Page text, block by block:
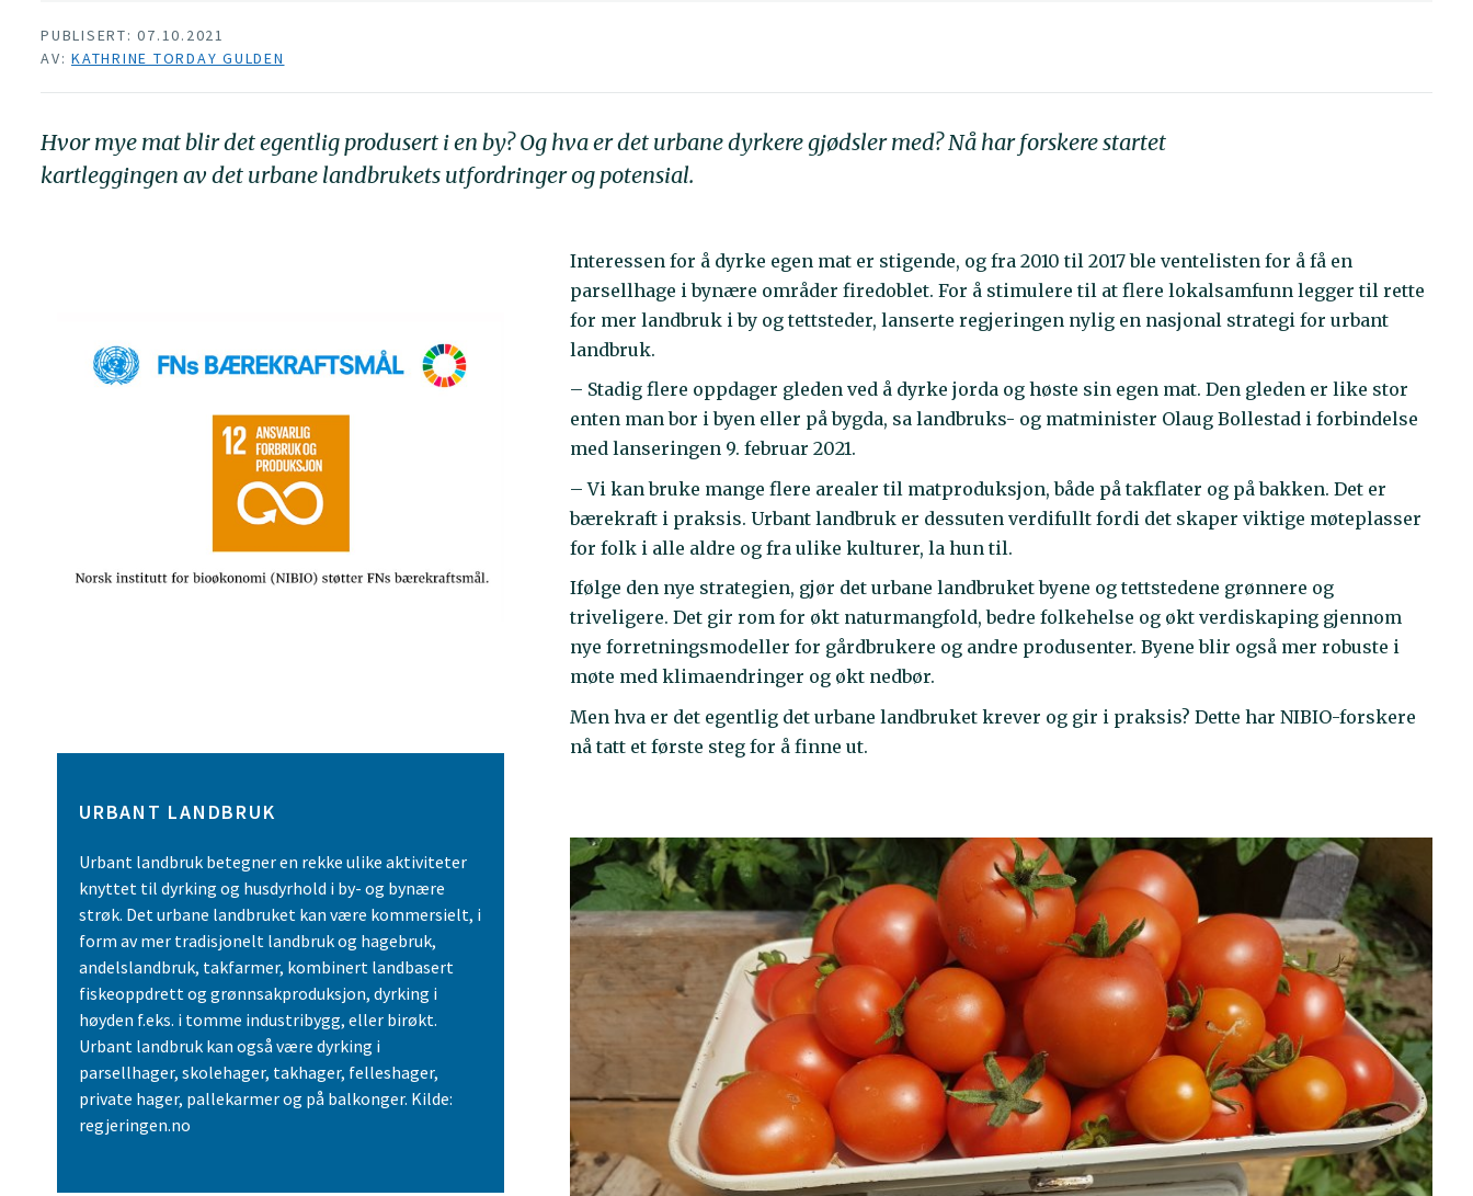
PUBLISERT: 07.10.2021
AV: KATHRINE TORDAY GULDEN
Hvor mye mat blir det egentlig produsert i en by? Og hva er det urbane dyrkere gjødsler med? Nå har forskere startet
kartleggingen av det urbane landbrukets utfordringer og potensial.
Interessen for å dyrke egen mat er stigende, og fra 2010 til 2017 ble ventelisten for å få en
parsellhage i bynære områder firedoblet. For å stimulere til at flere lokalsamfunn legger til rette
for mer landbruk i by og tettsteder, lanserte regjeringen nylig en nasjonal strategi for urbant
landbruk.
– Stadig flere oppdager gleden ved å dyrke jorda og høste sin egen mat. Den gleden er like stor
enten man bor i byen eller på bygda, sa landbruks- og matminister Olaug Bollestad i forbindelse
med lanseringen 9. februar 2021.
– Vi kan bruke mange flere arealer til matproduksjon, både på takflater og på bakken. Det er
bærekraft i praksis. Urbant landbruk er dessuten verdifullt fordi det skaper viktige møteplasser
for folk i alle aldre og fra ulike kulturer, la hun til.
Ifølge den nye strategien, gjør det urbane landbruket byene og tettstedene grønnere og
triveligere. Det gir rom for økt naturmangfold, bedre folkehelse og økt verdiskaping gjennom
nye forretningsmodeller for gårdbrukere og andre produsenter. Byene blir også mer robuste i
møte med klimaendringer og økt nedbør.
Men hva er det egentlig det urbane landbruket krever og gir i praksis? Dette har NIBIO-forskere
nå tatt et første steg for å finne ut.
URBANT LANDBRUK
Urbant landbruk betegner en rekke ulike aktiviteter
knyttet til dyrking og husdyrhold i by- og bynære
strøk. Det urbane landbruket kan være kommersielt, i
form av mer tradisjonelt landbruk og hagebruk,
andelslandbruk, takfarmer, kombinert landbasert
fiskeoppdrett og grønnsakproduksjon, dyrking i
høyden f.eks. i tomme industribygg, eller birøkt.
Urbant landbruk kan også være dyrking i
parsellhager, skolehager, takhager, felleshager,
private hager, pallekarmer og på balkonger. Kilde:
regjeringen.no